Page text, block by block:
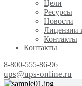
Цели
Ресурсы
Новости
Лицензии
Контакты
Контакты
8-800-555-86-96
ups@ups-online.ru